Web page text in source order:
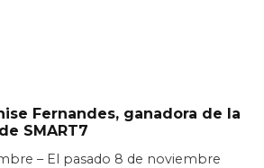
Fernandes, ganadora de la
SMART7
– El pasado 8 de noviembre